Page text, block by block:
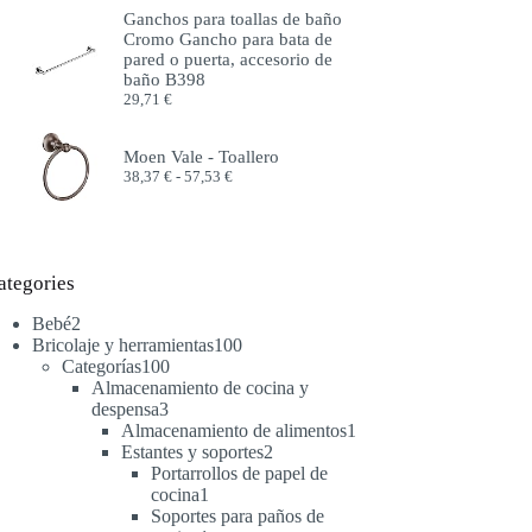
precios:
desde
51,99 €
hasta
Ganchos para toallas de baño
Cromo Gancho para bata de
pared o puerta, accesorio de
baño B398
29,71€
Moen Vale - Toallero
38,37€ - 57,53€Rango
Bebé2
productos
Bricolaje y herramientas100100
Categorías100100
productos
Almacenamiento de cocina y
despensa33
productos
Almacenamiento de alimentos1
Estantes y soportes2
productos
Portarrollos de papel de
cocina1
producto
Soportes para paños de